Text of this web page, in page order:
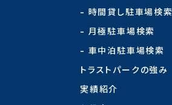
- 時間貸し駐車場検索
- 月極駐車場検索
- 車中泊駐車場検索
トラストパークの強み
実績紹介